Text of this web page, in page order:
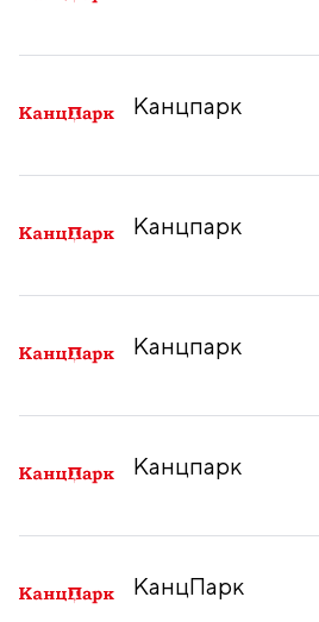
Канцпарк
Канцпарк
Канцпарк
Канцпарк
КанцПарк